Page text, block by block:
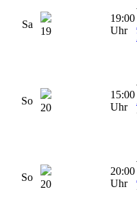
Sa
19
19:00
Uhr
So
20
15:00
Uhr
So
20
20:00
Uhr